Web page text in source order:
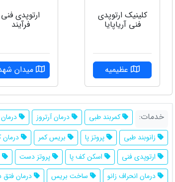
کلینیک ارتوپدی
فنی آریاپایا
عظیمیه
ارتوپدی فنی
فرآیند
میدان
خدمات: کمربند طبی درمان آرتروز
زانوبند طبی
پروتز پا بریس کمر
ارتوپدی فنی
اسکن کف پا پروتز دست
درمان انحراف زانو
ساخت بریس درمان